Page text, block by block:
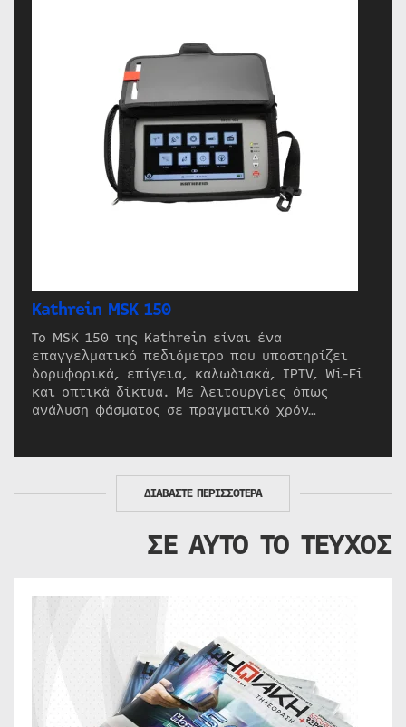
Kathrein MSK 150
Το MSK 150 της Kathrein είναι ένα
επαγγελματικό πεδιόμετρο που υποστηρίζει
δορυφορικά, επίγεια, καλωδιακά, IPTV, Wi-Fi
και οπτικά δίκτυα. Με λειτουργίες όπως
ανάλυση φάσματος σε πραγματικό χρόν…
ΔΙΑΒΑΣΤΕ ΠΕΡΙΣΣΟΤΕΡΑ
ΣΕ ΑΥΤΟ ΤΟ ΤΕΥΧΟΣ